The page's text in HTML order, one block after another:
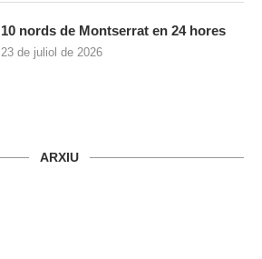
10 nords de Montserrat en 24 hores
23 de juliol de 2026
ARXIU